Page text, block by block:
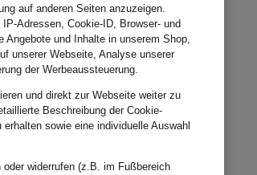
auf anderen Seiten anzuzeigen.
Adressen, Cookie-ID, Browser- und
Angebote und Inhalte in unserem Shop,
unserer Webseite, Analyse unserer
der Werbeaussteuerung.
und direkt zur Webseite weiter zu
Beschreibung der Cookie-
sowie eine individuelle Auswahl
widerrufen (z.B. im Fußbereich